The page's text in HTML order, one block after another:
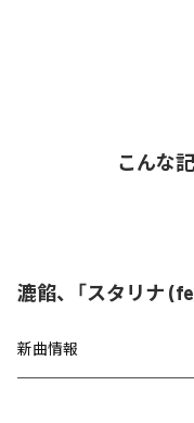
こんな
漉餡、「スタリナ
新曲情報